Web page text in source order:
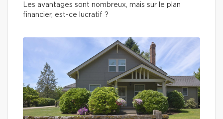
Les avantages sont nombreux, mais sur le plan
financier, est-ce lucratif ?